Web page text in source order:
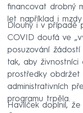
financovat drobný
let například i
Dlouhý i v případě
COVID doufá ve
posuzování žádostí
tak, aby živnostníci
prostředky obdržet
administrativních
programu trpěla.
Havlíček doplnil,